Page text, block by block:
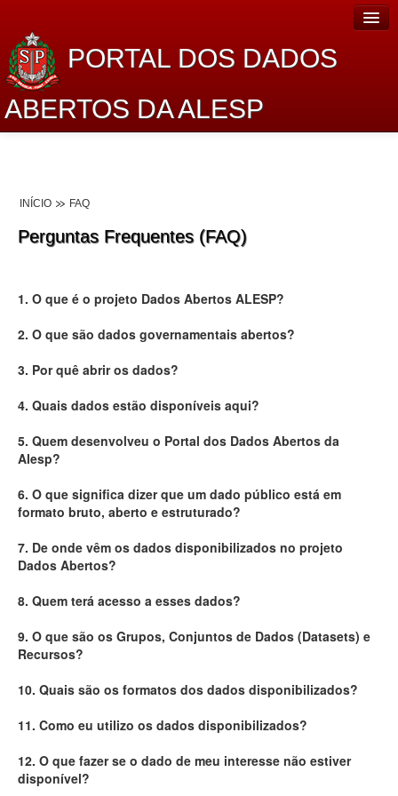
PORTAL DOS DADOS
ABERTOS DA ALESP
Lei de Acesso à Informação
Administração
Legislação
Perguntas frequentes
Contato
INÍCIO FAQ
Perguntas Frequentes (FAQ)
1. O que é o projeto Dados Abertos ALESP?
2. O que são dados governamentais abertos?
3. Por quê abrir os dados?
4. Quais dados estão disponíveis aqui?
5. Quem desenvolveu o Portal dos Dados Abertos da
Alesp?
6. O que significa dizer que um dado público está em
formato bruto, aberto e estruturado?
7. De onde vêm os dados disponibilizados no projeto
Dados Abertos?
8. Quem terá acesso a esses dados?
9. O que são os Grupos, Conjuntos de Dados (Datasets) e
Recursos?
10. Quais são os formatos dos dados disponibilizados?
11. Como eu utilizo os dados disponibilizados?
12. O que fazer se o dado de meu interesse não estiver
disponível?